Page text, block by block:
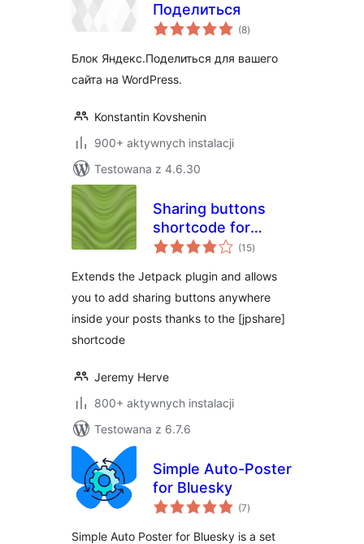
Поделиться
(8wszystkich
ocen
)
Блок Яндекс.Поделиться для вашего
сайта на WordPress.
Konstantin Kovshenin
900+ aktywnych instalacji
Testowana z 4.6.30
Sharing buttons
shortcode for
Jetpack
(15wszystkich
ocen
)
Extends the Jetpack plugin and allows
you to add sharing buttons anywhere
inside your posts thanks to the [jpshare]
shortcode
Jeremy Herve
800+ aktywnych instalacji
Testowana z 6.7.6
Simple Auto-Poster
for Bluesky
(7wszystkich
ocen
)
Simple Auto Poster for Bluesky is a set